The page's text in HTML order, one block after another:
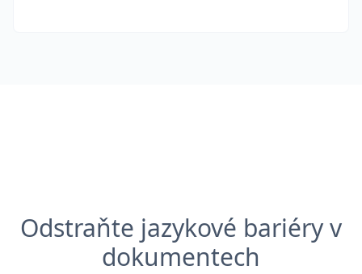
Odstraňte jazykové bariéry v
dokumentech